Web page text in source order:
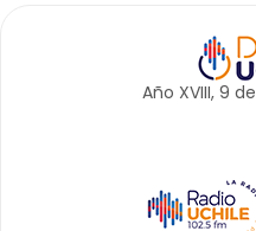
Año XVIII, 9 de